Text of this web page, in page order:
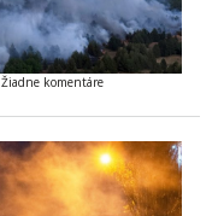
Žiadne komentáre